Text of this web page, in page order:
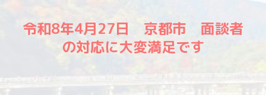
令和8年4月27日 京都市 面談者
の対応に大変満足です